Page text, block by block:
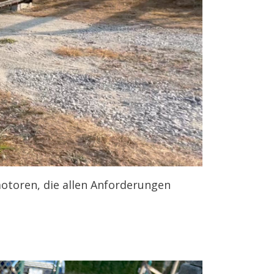
die allen Anforderungen